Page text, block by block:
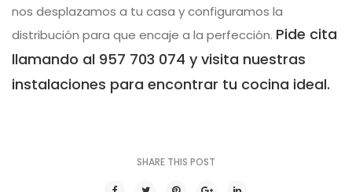
nos desplazamos a tu casa y configuramos la
distribución para que encaje a la perfección. Pide cita
llamando al 957 703 074 y visita nuestras
instalaciones para encontrar tu cocina ideal.
SHARE THIS POST